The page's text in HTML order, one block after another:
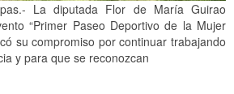
La diputada Flor de María Guirao
“Primer Paseo Deportivo de la Mujer
su compromiso por continuar trabajando
y para que se reconozcan